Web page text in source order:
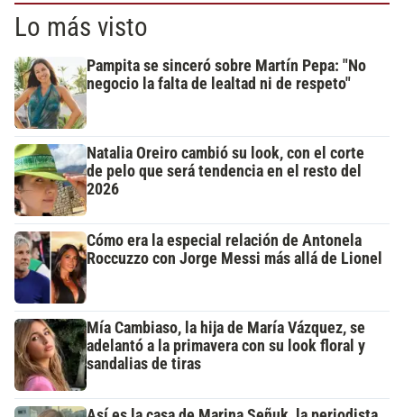
Lo más visto
Pampita se sinceró sobre Martín Pepa: "No
negocio la falta de lealtad ni de respeto"
Natalia Oreiro cambió su look, con el corte
de pelo que será tendencia en el resto del
2026
Cómo era la especial relación de Antonela
Roccuzzo con Jorge Messi más allá de Lionel
Mía Cambiaso, la hija de María Vázquez, se
adelantó a la primavera con su look floral y
sandalias de tiras